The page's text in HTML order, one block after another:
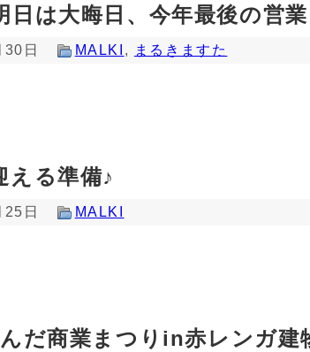
日は大晦日、今年最後の営
日 MALKI , まるきますた
える準備♪
日 MALKI
んだ商業まつりin赤レンガ